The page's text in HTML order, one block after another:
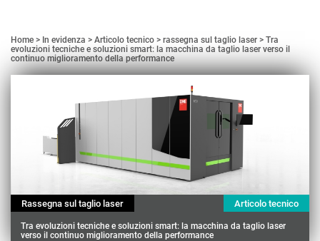
Home In evidenza Articolo tecnico rassegna sul taglio laser
Tra
evoluzioni tecniche e soluzioni smart: la macchina da taglio laser verso il
continuo miglioramento della performance
Rassegna sul taglio laser Articolo tecnico
Tra evoluzioni tecniche e soluzioni smart: la macchina da taglio laser
verso il continuo miglioramento della performance